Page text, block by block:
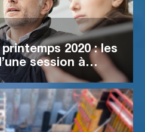
2020 : les
session à…